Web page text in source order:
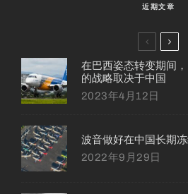
近期文章
在巴西姿态转变期间
的战略取决于中国
2023年4月12日
波音做好在中国长期
2022年9月29日